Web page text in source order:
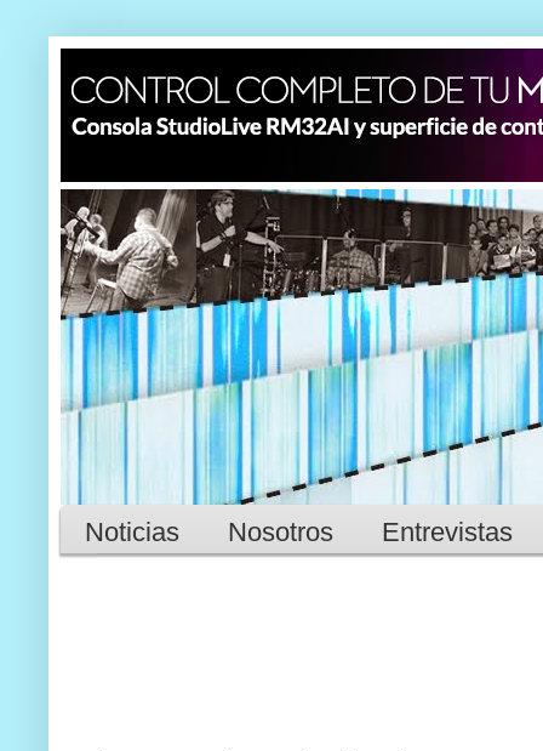
Noticias Nosotros Entrevistas